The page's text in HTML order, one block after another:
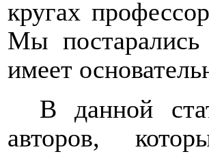
кругах
Мы постарались
имеет
В данной
авторов,